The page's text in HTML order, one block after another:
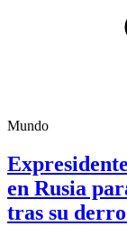
Mundo
en Rusia
tras su